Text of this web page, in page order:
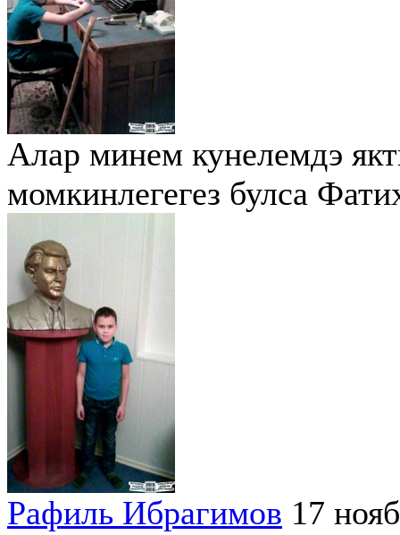
Алар минем кунелемдэ
момкинлегегез булса
Рафиль Ибрагимов 17